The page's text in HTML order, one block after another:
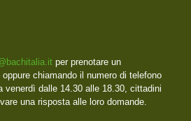
per prenotare un
chiamando il numero di telefono
venerdì dalle 14.30 alle 18.30, cittadini
una risposta alle loro domande.